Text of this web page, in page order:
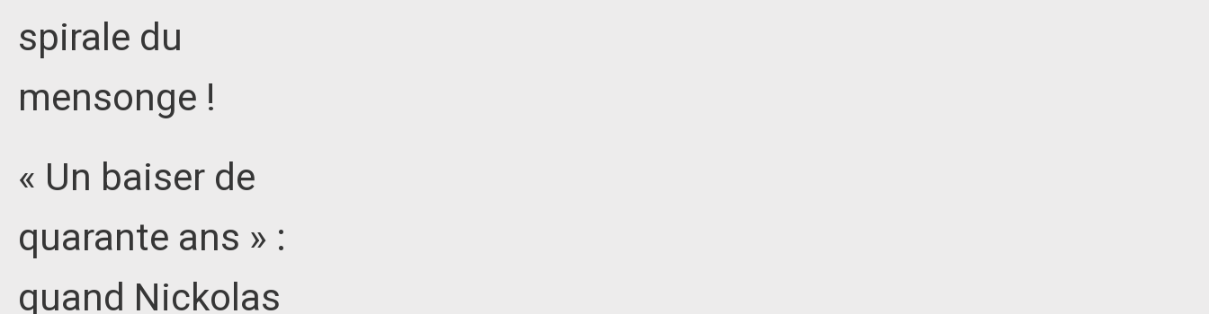
spirale du
mensonge !
« Un baiser de
quarante ans » :
quand Nickolas